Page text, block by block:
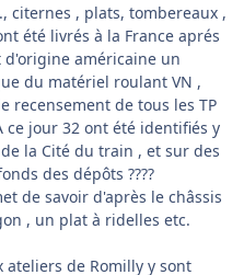
citernes , plats, tombereaux ,
été livrés à la France aprés
américaine un
du matériel roulant VN ,
recensement de tous les TP
ce jour 32 ont été identifiés y
la Cité du train , et sur des
des dépôts ????
de savoir d'après le châssis
, un plat à ridelles etc.
ateliers de Romilly y sont